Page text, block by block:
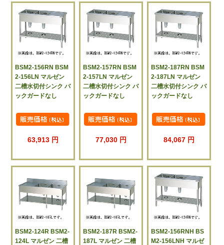
BSM2-156RN BSM
2-156LN マルゼン
二槽水切付シンク バ
ックガードなし
63,913 円
BSM2-157RN BSM
2-157LN マルゼン
二槽水切付シンク バ
ックガードなし
77,030 円
BSM2-187RN BSM
2-187LN マルゼン
二槽水切付シンク バ
ックガードなし
84,067 円
BSM2-124R BSM2-
124L マルゼン 二槽
BSM2-187R BSM2-
187L マルゼン 二槽
BSM2-156RNH BS
M2-156LNH マルゼ